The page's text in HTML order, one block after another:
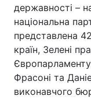
державності –
національна
представлена
країн, Зелені
Фрасоні та
виконавчого